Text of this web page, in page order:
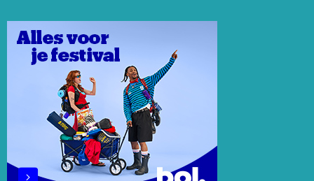
E
S
T
I
N
O
R
M